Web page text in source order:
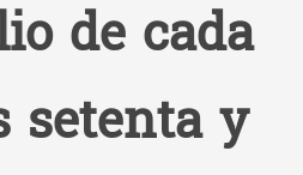
de cada
setenta y